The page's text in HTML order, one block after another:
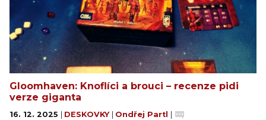
Gloomhaven: Knoflíci a brouci – recenze pidi
verze giganta
16. 12. 2025 DESKOVKY Ondřej Partl